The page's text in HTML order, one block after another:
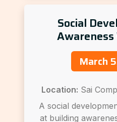
Social
March
Location: Sai
A social
at building